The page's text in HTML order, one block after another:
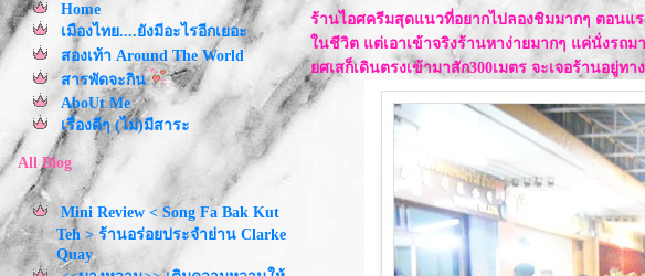
Home
เมืองไทย....ยังมีอะไรอีกเยอะ
สองเท้า Around The World
สารพัดจะกิน
AboUt Me
เรื่องดีๆ (ไม่)มีสาระ
All Blog
Mini Review < Song Fa Bak Kut
Teh > ร้านอร่อยประจำย่าน Clarke
Quay
ร้านไอศครีมสุดแนวที่อยากไปลองชิมมากๆ ตอนแ
นชีวิต แต่เอาเข้าจริงร้านหาง่ายมากๆ แค่นั่งรถม
ศเสก็เดินตรงเข้ามาสัก300เมตร จะเจอร้านอยู่ทา